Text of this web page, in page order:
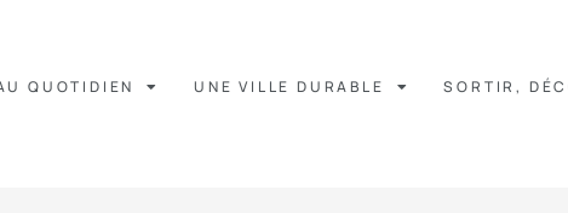
QUOTIDIEN UNE VILLE DURABLE SORTIR,